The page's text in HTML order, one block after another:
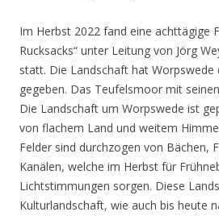
Im Herbst 2022 fand eine achttägige
Rucksacks“ unter Leitung von Jörg
statt. Die Landschaft hat Worpswede
gegeben. Das Teufelsmoor mit
Die Landschaft um Worpswede ist
von flachem Land und weitem
Felder sind durchzogen von Bächen,
Kanälen, welche im Herbst für
Lichtstimmungen sorgen. Diese
Kulturlandschaft, wie auch bis heute